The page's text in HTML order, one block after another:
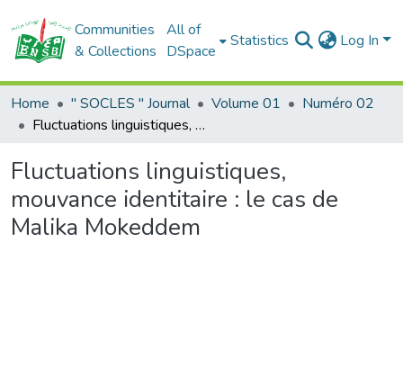
Communities
& Collections
All of
DSpace
Statistics Log In
Home " SOCLES " Journal Volume 01
Numéro 02
Fluctuations linguistiques, mouvance identitaire : le cas de Malika Mokeddem
Fluctuations linguistiques,
mouvance identitaire : le cas de
Malika Mokeddem